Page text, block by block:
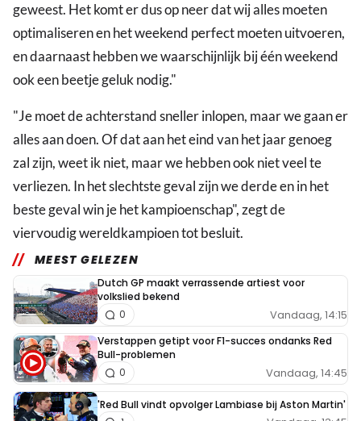
geweest. Het komt er dus op neer dat wij alles moeten
optimaliseren en het weekend perfect moeten uitvoeren,
en daarnaast hebben we waarschijnlijk bij één weekend
ook een beetje geluk nodig."
"Je moet de achterstand sneller inlopen, maar we gaan er
alles aan doen. Of dat aan het eind van het jaar genoeg
zal zijn, weet ik niet, maar we hebben ook niet veel te
verliezen. In het slechtste geval zijn we derde en in het
beste geval win je het kampioenschap", zegt de
viervoudig wereldkampioen tot besluit.
MEEST GELEZEN
Dutch GP maakt verrassende artiest voor
volkslied bekend
Vandaag, 14:15
0
Verstappen getipt voor F1-succes ondanks Red
Bull-problemen
Vandaag, 14:45
0
'Red Bull vindt opvolger Lambiase bij Aston Martin'